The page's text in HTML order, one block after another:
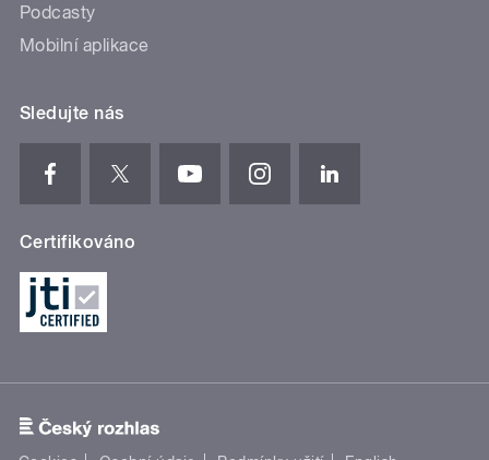
Podcasty
Mobilní aplikace
Sledujte nás
Certifikováno